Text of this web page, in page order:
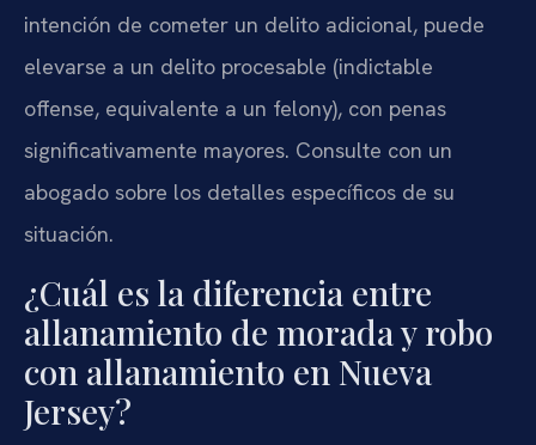
intención de cometer un delito adicional, puede
elevarse a un delito procesable (indictable
offense, equivalente a un felony), con penas
significativamente mayores. Consulte con un
abogado sobre los detalles específicos de su
situación.
¿Cuál es la diferencia entre
allanamiento de morada y robo
con allanamiento en Nueva
Jersey?